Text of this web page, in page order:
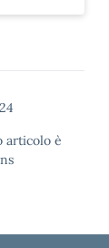
articolo è